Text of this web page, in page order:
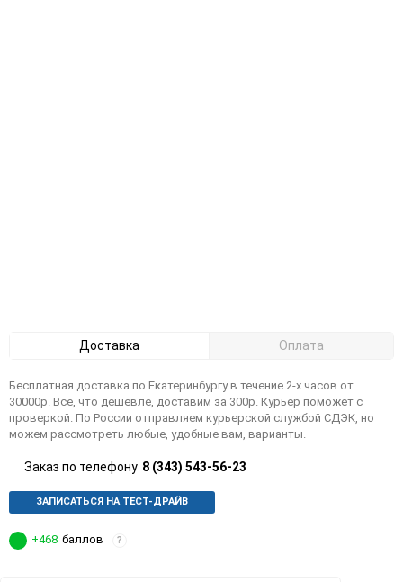
Доставка Оплата
Бесплатная доставка по Екатеринбургу в течение 2-х часов от
30000р. Все, что дешевле, доставим за 300р. Курьер поможет с
проверкой. По России отправляем курьерской службой СДЭК, но
можем рассмотреть любые, удобные вам, варианты.
Заказ по телефону 8 (343) 543-56-23
ЗАПИСАТЬСЯ НА ТЕСТ-ДРАЙВ
+468 баллов ?